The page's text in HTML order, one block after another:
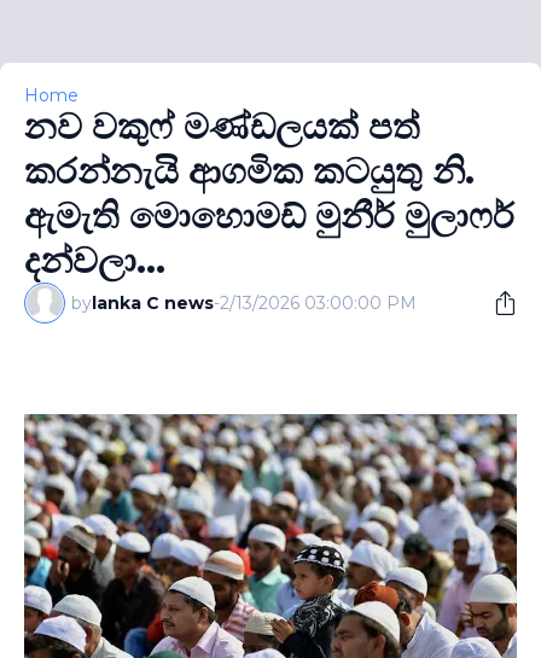
Home
නව වකුෆ් මණ්ඩලයක් පත්
කරන්නැයි ආගමික කටයුතු නි.
ඇමැති මොහොමඩ් මුනීර් මුලාෆර්
දන්වලා...
bylanka C news-2/13/2026 03:00:00 PM